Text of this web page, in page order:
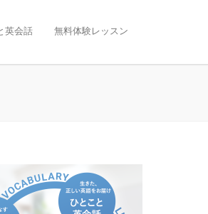
英会話 無料体験レッスン